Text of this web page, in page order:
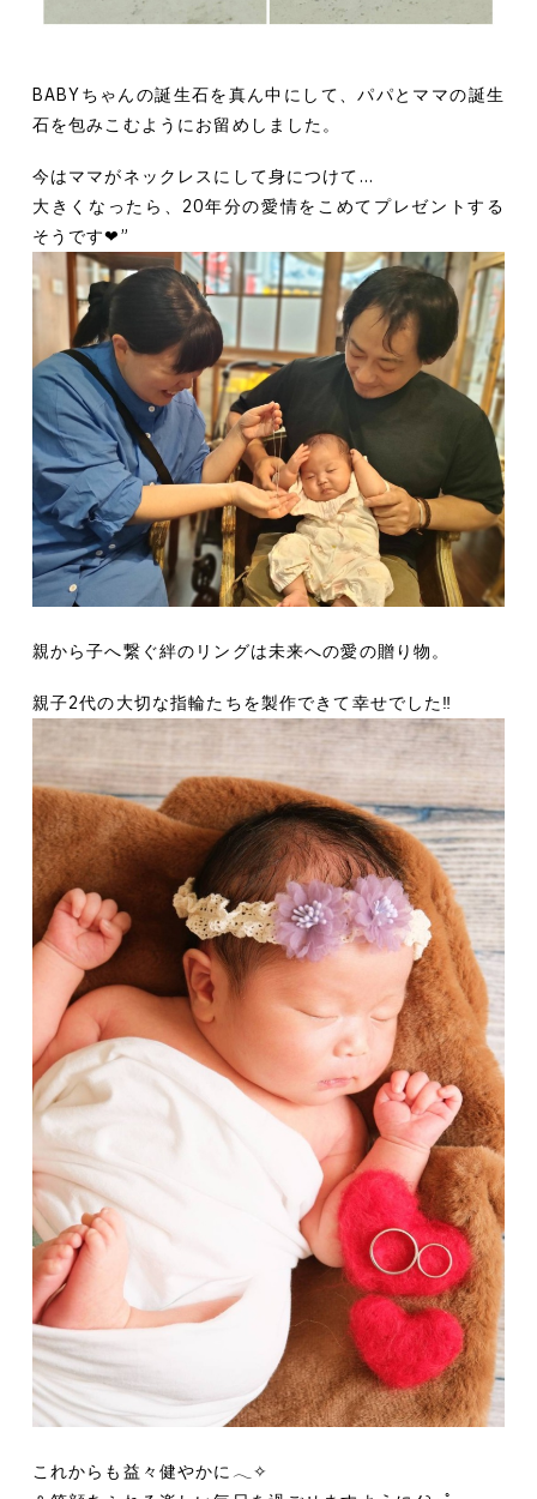
BABYちゃんの誕生石を真ん中にして、パパとママの誕生
石を包みこむようにお留めしました。
今はママがネックレスにして身につけて…
大きくなったら、20年分の愛情をこめてプレゼントする
そうです❤︎”
親から子へ繋ぐ絆のリングは未来への愛の贈り物。
親子2代の大切な指輪たちを製作できて幸せでした‼︎
これからも益々健やかに𓂃✧